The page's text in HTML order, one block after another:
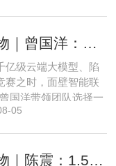
最忌讳浮躁跟风、
迭代，方能穿
亿级云端大模型、陷
赛之时，面壁智能联
国洋带领团队选择一
侧轻量化大模型，
工程思维，走出国
05